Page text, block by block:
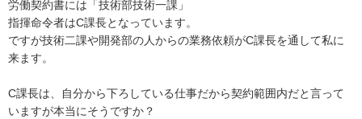
労働契約書には「技術部技術一課」
指揮命令者はC課長となっています。
ですが技術二課や開発部の人からの業務依頼がC課長を通して私に
来ます。
C課長は、自分から下ろしている仕事だから契約範囲内だと言って
いますが本当にそうですか？